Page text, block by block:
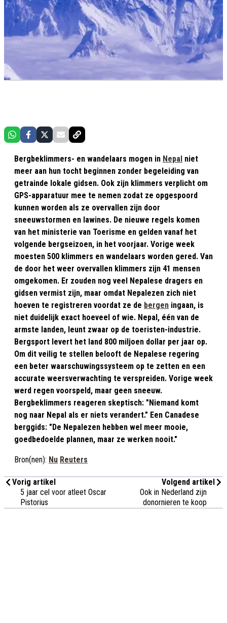
Bergbeklimmers- en wandelaars mogen in Nepal niet
meer aan hun tocht beginnen zonder begeleiding van
getrainde lokale gidsen. Ook zijn klimmers verplicht om
GPS-apparatuur mee te nemen zodat ze opgespoord
kunnen worden als ze overvallen zijn door
sneeuwstormen en lawines. De nieuwe regels komen
van het ministerie van Toerisme en gelden vanaf het
volgende bergseizoen, in het voorjaar. Vorige week
moesten 500 klimmers en wandelaars worden gered. Van
de door het weer overvallen klimmers zijn 41 mensen
omgekomen. Er zouden nog veel Nepalese dragers en
gidsen vermist zijn, maar omdat Nepalezen zich niet
hoeven te registreren voordat ze de bergen ingaan, is
niet duidelijk exact hoeveel of wie. Nepal, één van de
armste landen, leunt zwaar op de toeristen-industrie.
Bergsport levert het land 800 miljoen dollar per jaar op.
Om dit veilig te stellen belooft de Nepalese regering
een beter waarschuwingssysteem op te zetten en een
accurate weersverwachting te verspreiden. Vorige week
werd regen voorspeld, maar geen sneeuw.
Bergbeklimmers reageren skeptisch: "Niemand komt
nog naar Nepal als er niets verandert." Een Canadese
berggids: "De Nepalezen hebben wel meer mooie,
goedbedoelde plannen, maar ze werken nooit."
Bron(nen): Nu Reuters
Vorig artikel
5 jaar cel voor atleet Oscar
Pistorius
Volgend artikel
Ook in Nederland zijn
donornieren te koop